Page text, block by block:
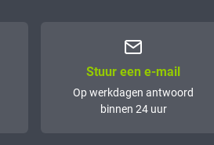
Stuur een e-mail
Op werkdagen antwoord
binnen 24 uur